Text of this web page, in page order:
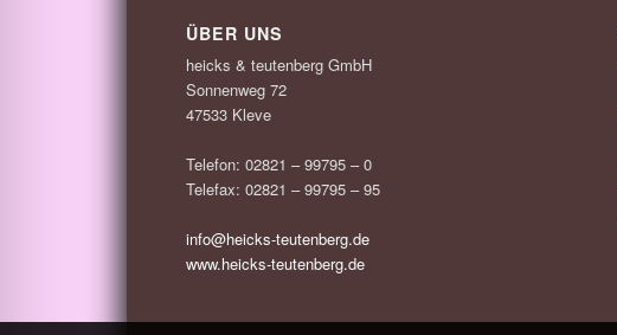
ÜBER UNS
heicks & teutenberg GmbH
Sonnenweg 72
47533 Kleve
Telefon: 02821 – 99795 – 0
Telefax: 02821 – 99795 – 95
info@heicks-teutenberg.de
www.heicks-teutenberg.de